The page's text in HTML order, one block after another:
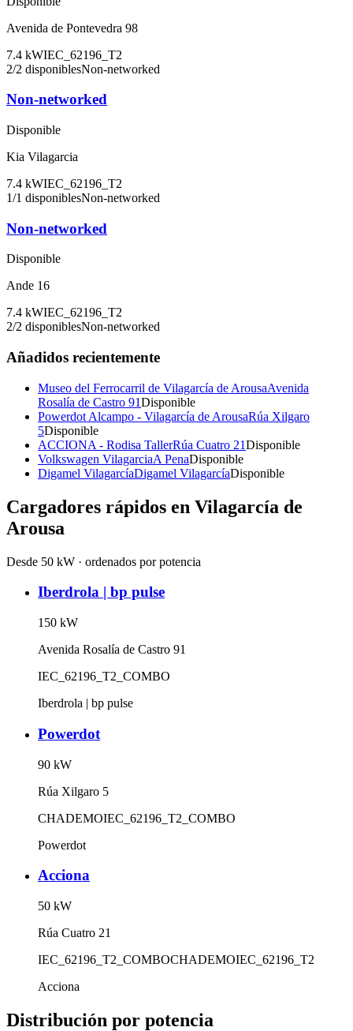
Avenida de Pontevedra 98
7.4 kWIEC_62196_T2
2/2 disponiblesNon-networked
Non-networked
Disponible
Kia Vilagarcia
7.4 kWIEC_62196_T2
1/1 disponiblesNon-networked
Non-networked
Disponible
Ande 16
7.4 kWIEC_62196_T2
2/2 disponiblesNon-networked
Añadidos recientemente
Museo del Ferrocarril de Vilagarcía de ArousaAvenida
Rosalía de Castro 91Disponible
Powerdot Alcampo - Vilagarcía de ArousaRúa Xilgaro
5Disponible
ACCIONA - Rodisa TallerRúa Cuatro 21Disponible
Volkswagen VilagarciaA PenaDisponible
Digamel VilagarcíaDigamel VilagarcíaDisponible
Cargadores rápidos en Vilagarcía de
Arousa
Desde 50 kW · ordenados por potencia
Iberdrola | bp pulse
150 kW
Avenida Rosalía de Castro 91
IEC_62196_T2_COMBO
Iberdrola | bp pulse
Powerdot
90 kW
Rúa Xilgaro 5
CHADEMOIEC_62196_T2_COMBO
Powerdot
Acciona
50 kW
Rúa Cuatro 21
IEC_62196_T2_COMBOCHADEMOIEC_62196_T2
Acciona
Distribución por potencia